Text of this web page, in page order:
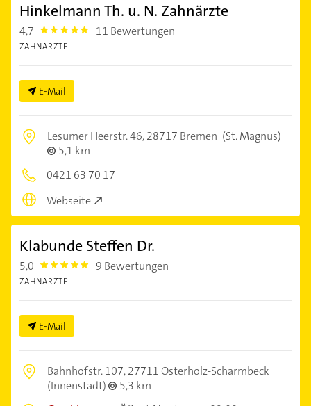
Hinkelmann Th. u. N. Zahnärzte
4,7 4.7000003 11 Bewertungen
ZAHNÄRZTE
E-Mail
Lesumer Heerstr. 46,28717 Bremen (St. Magnus)
5,1 km
0421 63 70 17
Webseite
Klabunde Steffen Dr.
5,0 5.0 9 Bewertungen
ZAHNÄRZTE
E-Mail
Bahnhofstr. 107,27711 Osterholz-Scharmbeck
(Innenstadt)
5,3 km